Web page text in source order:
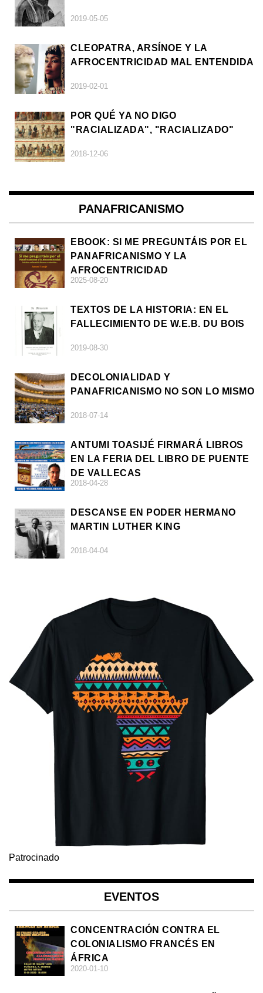
2019-05-05
CLEOPATRA, ARSÍNOE Y LA
AFROCENTRICIDAD MAL ENTENDIDA
2019-02-01
POR QUÉ YA NO DIGO
"RACIALIZADA", "RACIALIZADO"
2018-12-06
PANAFRICANISMO
EBOOK: SI ME PREGUNTÁIS POR EL
PANAFRICANISMO Y LA
AFROCENTRICIDAD
2025-08-20
TEXTOS DE LA HISTORIA: EN EL
FALLECIMIENTO DE W.E.B. DU BOIS
2019-08-30
DECOLONIALIDAD Y
PANAFRICANISMO NO SON LO MISMO
2018-07-14
ANTUMI TOASIJÉ FIRMARÁ LIBROS
EN LA FERIA DEL LIBRO DE PUENTE
DE VALLECAS
2018-04-28
DESCANSE EN PODER HERMANO
MARTIN LUTHER KING
2018-04-04
Patrocinado
EVENTOS
CONCENTRACIÓN CONTRA EL
COLONIALISMO FRANCÉS EN
ÁFRICA
2020-01-10